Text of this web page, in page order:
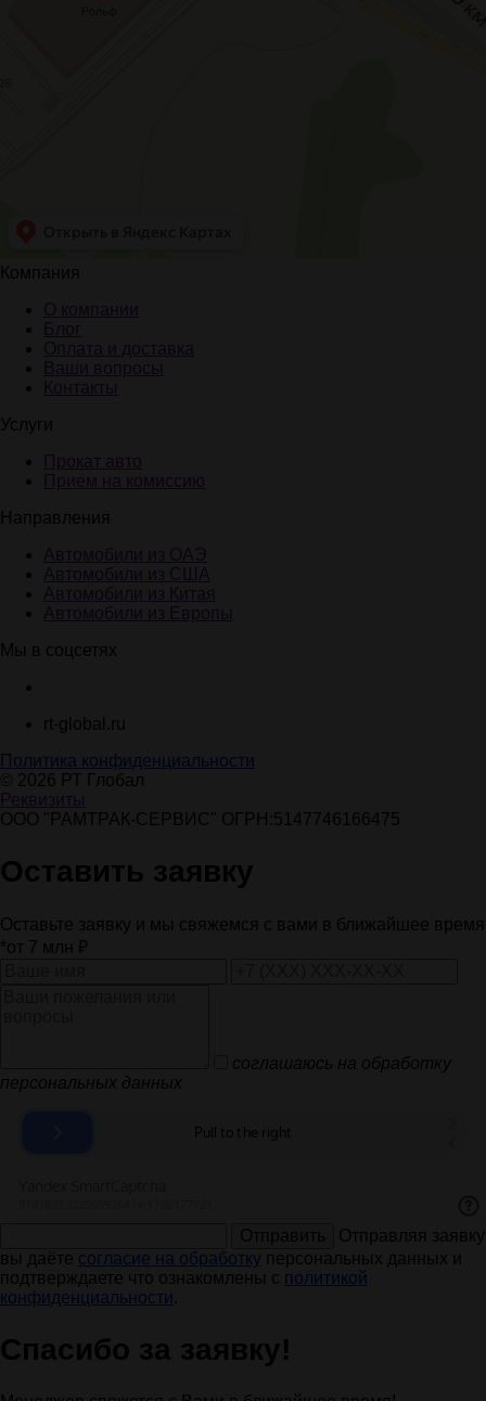
Компания
Услуги
Направления
Мы в соцсетях
rt-global.ru
Политика конфиденциальности
© 2026 РТ Глобал
ООО "РАМТРАК-СЕРВИС" ОГРН:5147746166475
Оставить заявку
Оставьте заявку и мы свяжемся с вами в ближайшее время
*от 7 млн ₽
соглашаюсь на обработку
персональных данных
Отправляя заявку
вы даёте согласие на обработку персональных данных и
подтверждаете что ознакомлены с политикой
конфиденциальности .
Спасибо за заявку!